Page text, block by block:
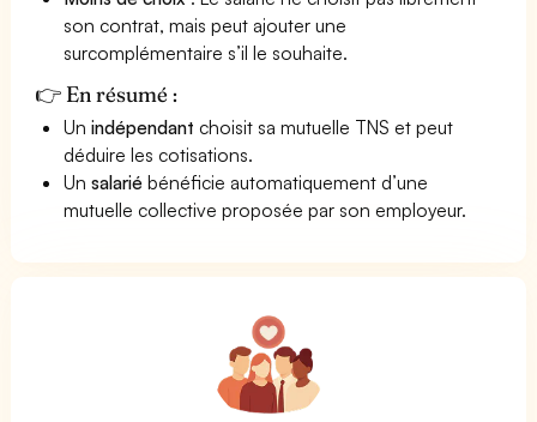
son contrat, mais peut ajouter une
surcomplémentaire s’il le souhaite.
👉 En résumé :
Unindépendant choisit sa mutuelle TNS et peut
déduire les cotisations.
Unsalarié bénéficie automatiquement d’une
mutuelle collective proposée par son employeur.